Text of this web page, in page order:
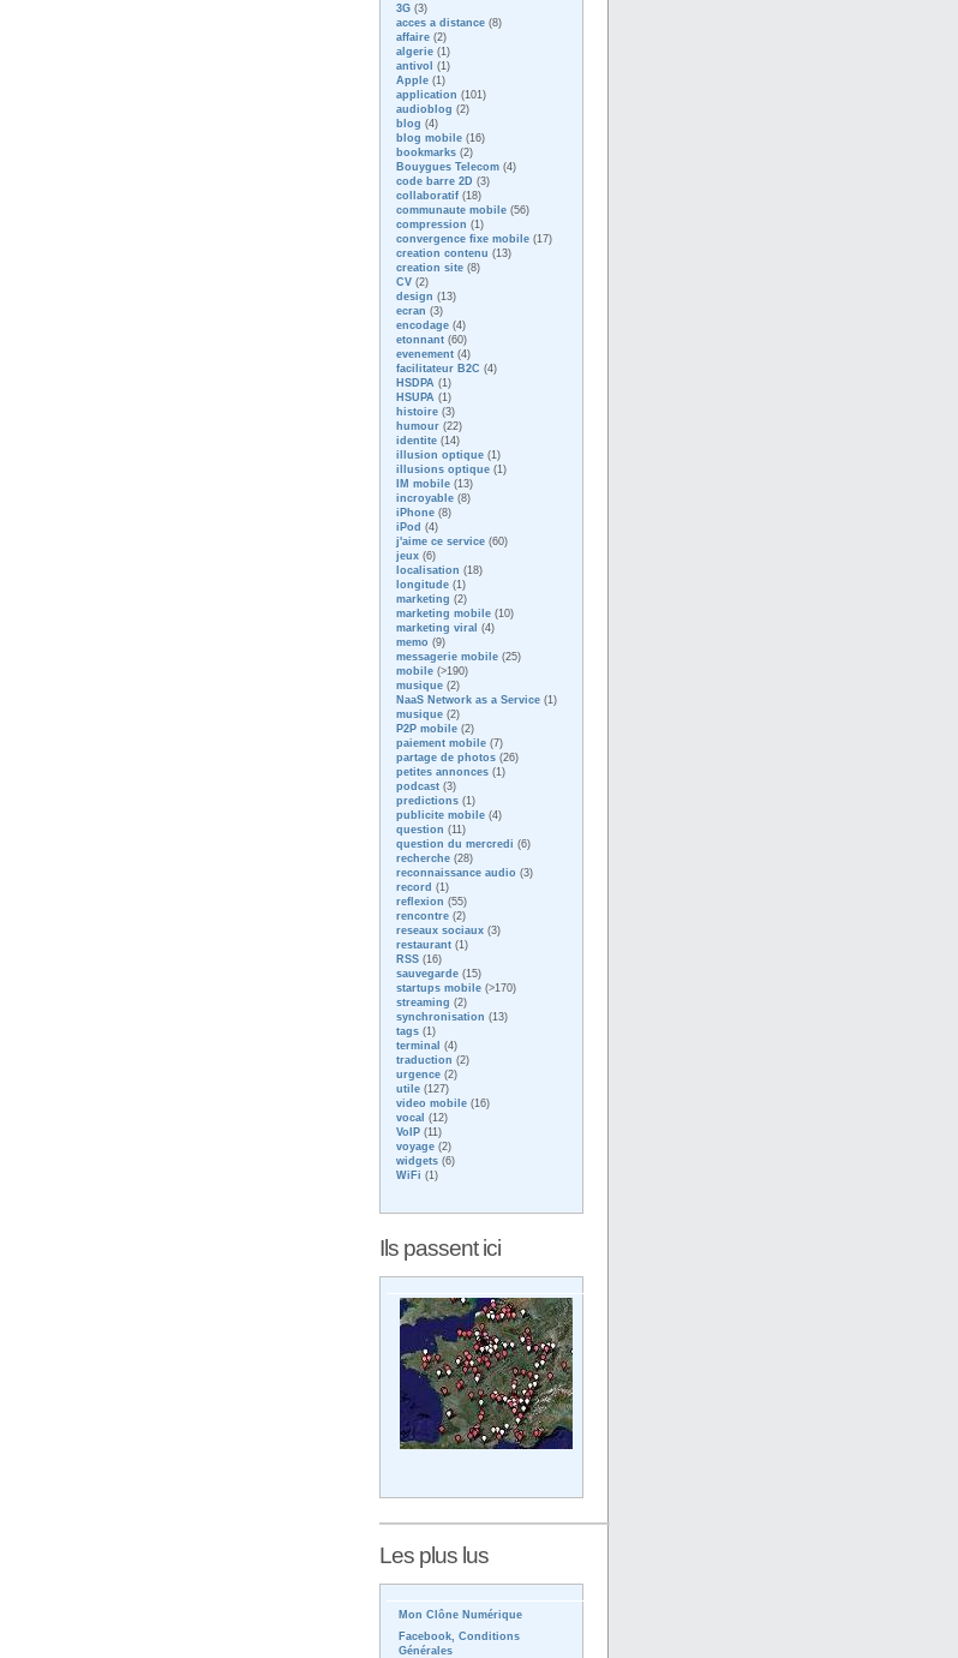
3G (3)
acces a distance (8)
affaire (2)
algerie (1)
antivol
(1)
Apple (1)
application (101)
audioblog (2)
blog (4)
blog mobile (16)
bookmarks (2)
Bouygues Telecom (4)
code barre 2D (3)
collaboratif (18)
communaute mobile (56)
compression (1)
convergence fixe mobile (17)
creation contenu (13)
creation site (8)
CV (2)
design (13)
ecran (3)
encodage (4)
etonnant (60)
evenement (4)
facilitateur B2C (4)
HSDPA (1)
HSUPA (1)
histoire (3)
humour (22)
identite (14)
illusion optique (1)
illusions optique (1)
IM mobile (13)
incroyable (8)
iPhone (8)
iPod (4)
j'aime ce service (60)
jeux (6)
localisation (18)
longitude (1)
marketing (2)
marketing mobile (10)
marketing viral (4)
memo (9)
messagerie mobile (25)
mobile (>190)
musique (2)
NaaS Network as a Service (1)
musique (2)
P2P mobile (2)
paiement mobile (7)
partage de photos (26)
petites annonces (1)
podcast (3)
predictions (1)
publicite mobile (4)
question (11)
question du mercredi (6)
recherche (28)
reconnaissance audio (3)
record (1)
reflexion (55)
rencontre (2)
reseaux sociaux (3)
restaurant (1)
RSS (16)
sauvegarde (15)
startups mobile (>170)
streaming (2)
synchronisation (13)
tags (1)
terminal (4)
traduction (2)
urgence (2)
utile (127)
video mobile (16)
vocal (12)
VoIP (11)
voyage (2)
widgets (6)
WiFi (1)
Ils passent ici
Les plus lus
Mon Clône Numérique
Facebook, Conditions
Générales